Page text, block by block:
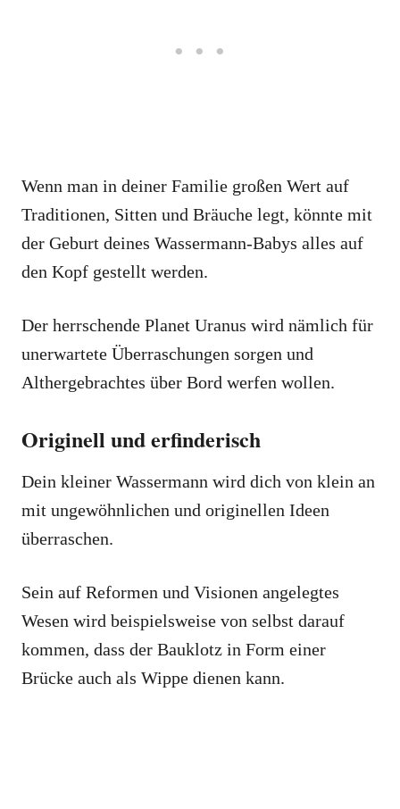
Wenn man in deiner Familie großen Wert auf
Traditionen, Sitten und Bräuche legt, könnte mit
der Geburt deines Wassermann-Babys alles auf
den Kopf gestellt werden.
Der herrschende Planet Uranus wird nämlich für
unerwartete Überraschungen sorgen und
Althergebrachtes über Bord werfen wollen.
Originell und erfinderisch
Dein kleiner Wassermann wird dich von klein an
mit ungewöhnlichen und originellen Ideen
überraschen.
Sein auf Reformen und Visionen angelegtes
Wesen wird beispielsweise von selbst darauf
kommen, dass der Bauklotz in Form einer
Brücke auch als Wippe dienen kann.